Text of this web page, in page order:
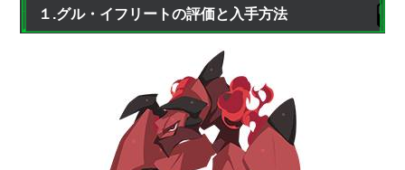
１.グル・イフリートの評価と入手方法